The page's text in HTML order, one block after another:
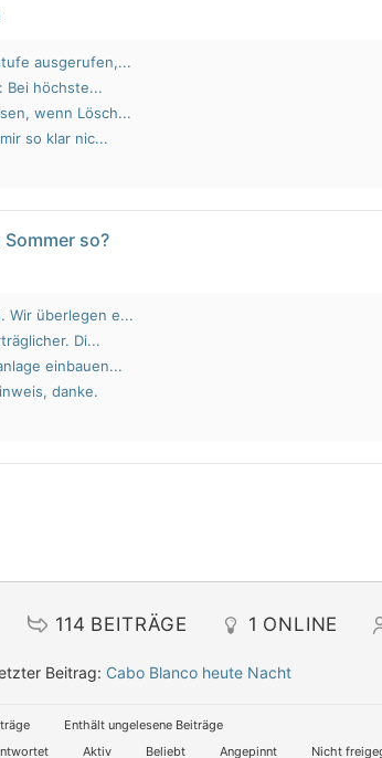
ausgerufen,...
Bei höchste...
wenn Lösch...
so klar nic...
so?
Wir überlegen e...
Di...
einbauen...
danke.
114 BEITRÄGE 1 ONLINE
Beitrag: Cabo Blanco heute Nacht
Enthält ungelesene Beiträge
Aktiv Beliebt Angepinnt Nicht